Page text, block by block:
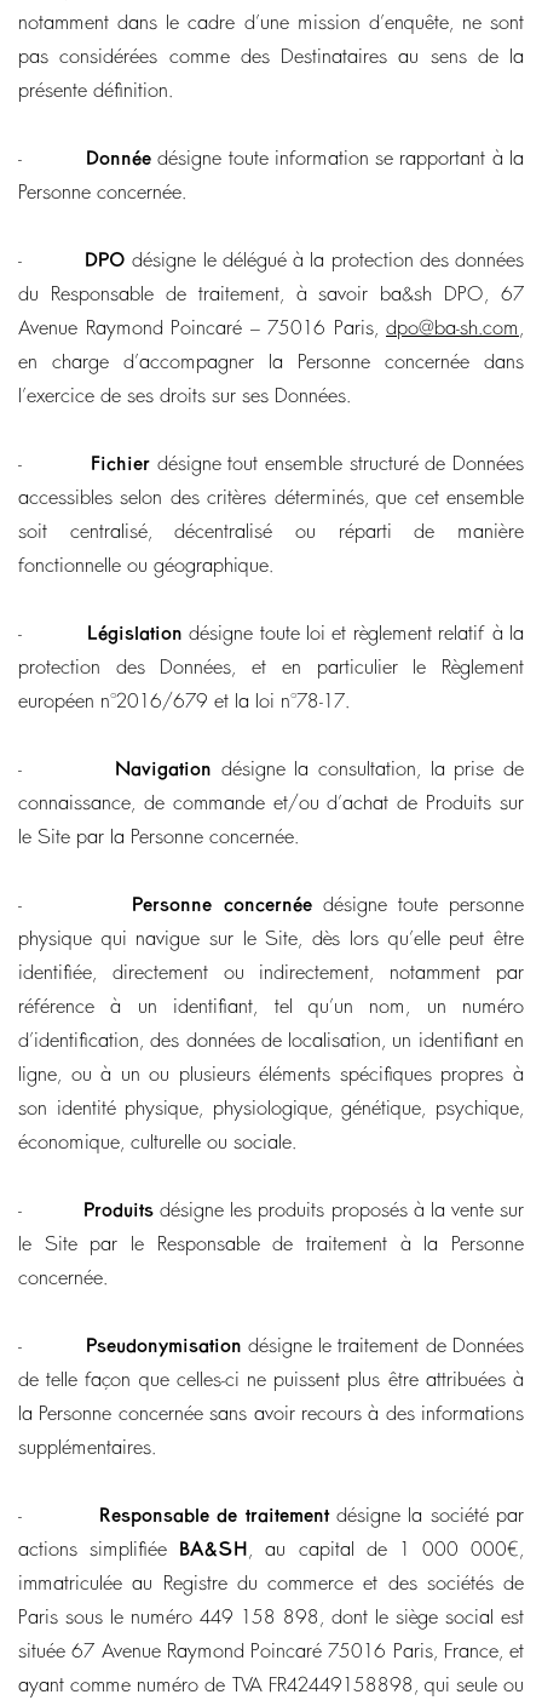
notamment dans le cadre d’une mission d’enquête, ne sont
pas considérées comme des Destinataires au sens de la
présente définition.
- Donnéedésigne toute information se rapportant à la
Personne concernée.
- DPOdésigne le délégué à la protection des données
du Responsable de traitement, à savoir ba&sh DPO, 67
Avenue Raymond Poincaré – 75016 Paris, dpo@ba-sh.com
en charge d’accompagner la Personne concernée dans
l’exercice de ses droits sur ses Données.
- Fichierdésigne tout ensemble structuré de Données
accessibles selon des critères déterminés, que cet ensemble
soit centralisé, décentralisé ou réparti de manière
fonctionnelle ou géographique.
- Législation désigne toute loi et règlement relatif à la
protection des Données, et en particulier le Règlement
européen n°2016/679 et la loi n°78-17.
- Navigation désigne la consultation, la prise de
connaissance, de commande et/ou d’achat de Produits sur
le Site par la Personne concernée.
- Personne concernéedésigne toute personne
physique qui navigue sur le Site, dès lors qu’elle peut être
identifiée, directement ou indirectement, notamment par
référence à un identifiant, tel qu’un nom, un numéro
d’identification, des données de localisation, un identifiant en
ligne, ou à un ou plusieurs éléments spécifiques propres à
son identité physique, physiologique, génétique, psychique,
économique, culturelle ou sociale.
- Produitsdésigne les produits proposés à la vente sur
le Site par le Responsable de traitement à la Personne
concernée.
- Pseudonymisation désigne le traitement de Données
de telle façon que celles-ci ne puissent plus être attribuées à
la Personne concernée sans avoir recours à des informations
supplémentaires.
- Responsable de traitementdésigne la société par
actions simplifiée
BA&SH
, au capital de 1 000 000€,
immatriculée au Registre du commerce et des sociétés de
Paris sous le numéro 449 158 898, dont le siège social est
située 67 Avenue Raymond Poincaré 75016 Paris, France, et
ayant comme numéro de TVA FR42449158898, qui seule ou